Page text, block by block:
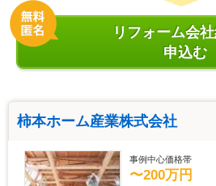
リフォーム会
申込む
柿本ホーム産業株式会社
事例中心価格帯
〜200万円